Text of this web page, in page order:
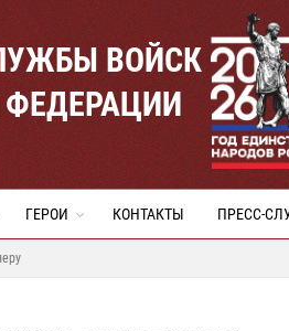
ВОЙСК
ГЕРОИ КОНТАКТЫ ПРЕСС-